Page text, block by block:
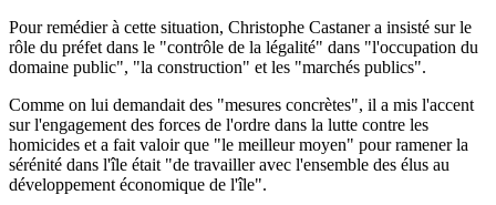
Pour remédier à cette situation, Christophe Castaner a insisté sur le
rôle du préfet dans le "contrôle de la légalité" dans "l'occupation du
domaine public", "la construction" et les "marchés publics".
Comme on lui demandait des "mesures concrètes", il a mis l'accent
sur l'engagement des forces de l'ordre dans la lutte contre les
homicides et a fait valoir que "le meilleur moyen" pour ramener la
sérénité dans l'île était "de travailler avec l'ensemble des élus au
développement économique de l'île".